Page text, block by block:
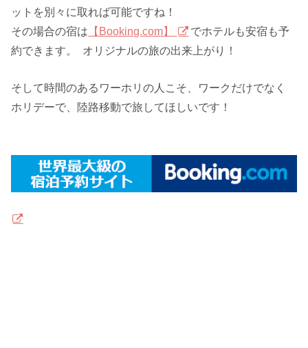
ットを別々に取れば可能ですね！
その場合の宿は 【Booking.com】
でホテルも安宿も予
約できます。 オリジナルの旅の出来上がり！
そして時間のあるワーホリの人こそ、ワークだけでなく
ホリデーで、陸路移動で旅してほしいです！